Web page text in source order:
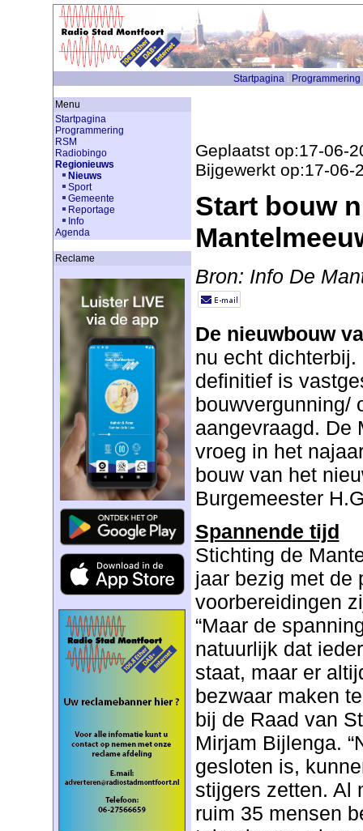
Startpagina Programmering
Menu
Startpagina
Programmering
RSM
Radiobingo
Regionieuws
Nieuws
Sport
Gemeente
Reportage
Info
Agenda
Reclame
Geplaatst op:17-06-
Bijgewerkt op:17-06-
Start bouw
Bron: Info De
De nieuwbouw
nu echt
definitief is
bouwvergunning/
aangevraagd. De
vroeg in het
bouw van het
Burgemeester
Spannende tijd
Stichting de
jaar bezig met de
voorbereidingen
“Maar de
natuurlijk dat
staat, maar er
bezwaar maken
bij de Raad van
Mirjam Bijlenga.
gesloten is,
stijgers zetten. Al
ruim 35 mensen